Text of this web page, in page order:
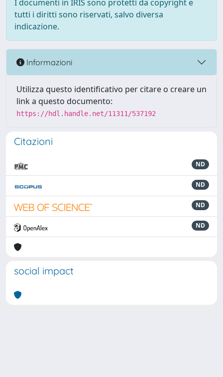
I documenti in IRIS sono protetti da copyright e
tutti i diritti sono riservati, salvo diversa
indicazione.
Informazioni
Utilizza questo identificativo per citare o creare un
link a questo documento:
https://hdl.handle.net/11311/537192
Citazioni
ND
ND
ND
ND
social impact